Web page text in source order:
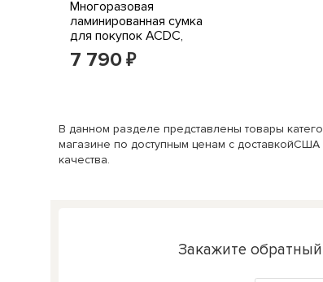
Многоразовая
ламинированная сумка
для покупок ACDC,
многоразовая сумка для
отцов, подарок для
7 790 ₽
В данном разделе представлены товары
магазине по доступным ценам с доставкойСША
качества.
Закажите